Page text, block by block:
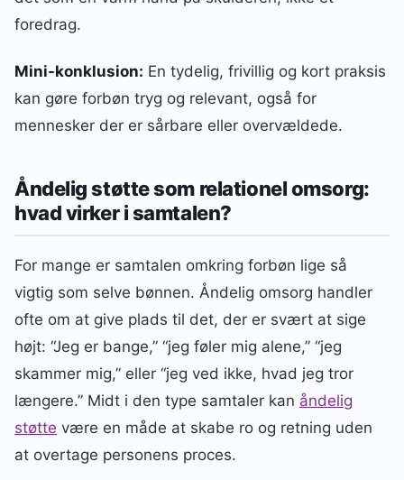
foredrag.
Mini-konklusion: En tydelig, frivillig og kort praksis
kan gøre forbøn tryg og relevant, også for
mennesker der er sårbare eller overvældede.
Åndelig støtte som relationel omsorg:
hvad virker i samtalen?
For mange er samtalen omkring forbøn lige så
vigtig som selve bønnen. Åndelig omsorg handler
ofte om at give plads til det, der er svært at sige
højt: “Jeg er bange,” “jeg føler mig alene,” “jeg
skammer mig,” eller “jeg ved ikke, hvad jeg tror
længere.” Midt i den type samtaler kan åndelig
støtte være en måde at skabe ro og retning uden
at overtage personens proces.